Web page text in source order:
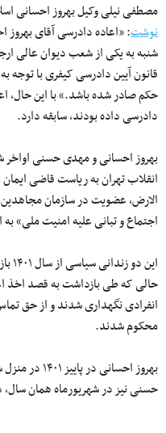
مصطفی نیلی وکیل بهروز احسانی اسلاملو روز ۷ بهمن در
نوشت: «اعاده دادرسی آقای بهروز
قانون آیین دادرسی کیفری با
حکم صادر شده باشد.» با این حال،
دادرسی داده بودند، سابقه دارد.
انقلاب تهران به ریاست قاضی
الارض، عضویت در سازمان
اجتماع و تبانی علیه امنیت ملی»
حالی که طی بازداشت به قصد اخذ
انفرادی نگهداری شدند و از حق
محکوم شدند.
بهروز
حسنی نیز در شهریورماه همان